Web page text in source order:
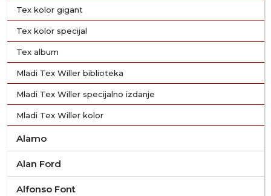
Tex kolor gigant
Tex kolor specijal
Tex album
Mladi Tex Willer biblioteka
Mladi Tex Willer specijalno izdanje
Mladi Tex Willer kolor
Alamo
Alan Ford
Alfonso Font